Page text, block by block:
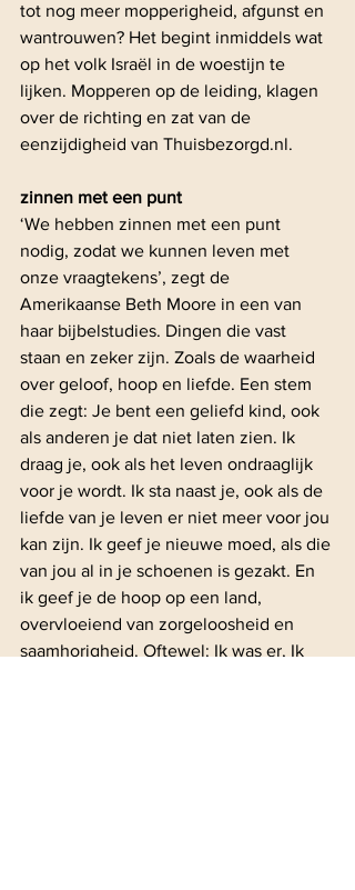
tot nog meer mopperigheid, afgunst en
wantrouwen? Het begint inmiddels wat
op het volk Israël in de woestijn te
lijken. Mopperen op de leiding, klagen
over de richting en zat van de
eenzijdigheid van Thuisbezorgd.nl.
zinnen met een punt
‘We hebben zinnen met een punt
nodig, zodat we kunnen leven met
onze vraagtekens’, zegt de
Amerikaanse Beth Moore in een van
haar bijbelstudies. Dingen die vast
staan en zeker zijn. Zoals de waarheid
over geloof, hoop en liefde. Een stem
die zegt: Je bent een geliefd kind, ook
als anderen je dat niet laten zien. Ik
draag je, ook als het leven ondraaglijk
voor je wordt. Ik sta naast je, ook als de
liefde van je leven er niet meer voor jou
kan zijn. Ik geef je nieuwe moed, als die
van jou al in je schoenen is gezakt. En
ik geef je de hoop op een land,
overvloeiend van zorgeloosheid en
saamhorigheid. Oftewel: Ik was er, Ik